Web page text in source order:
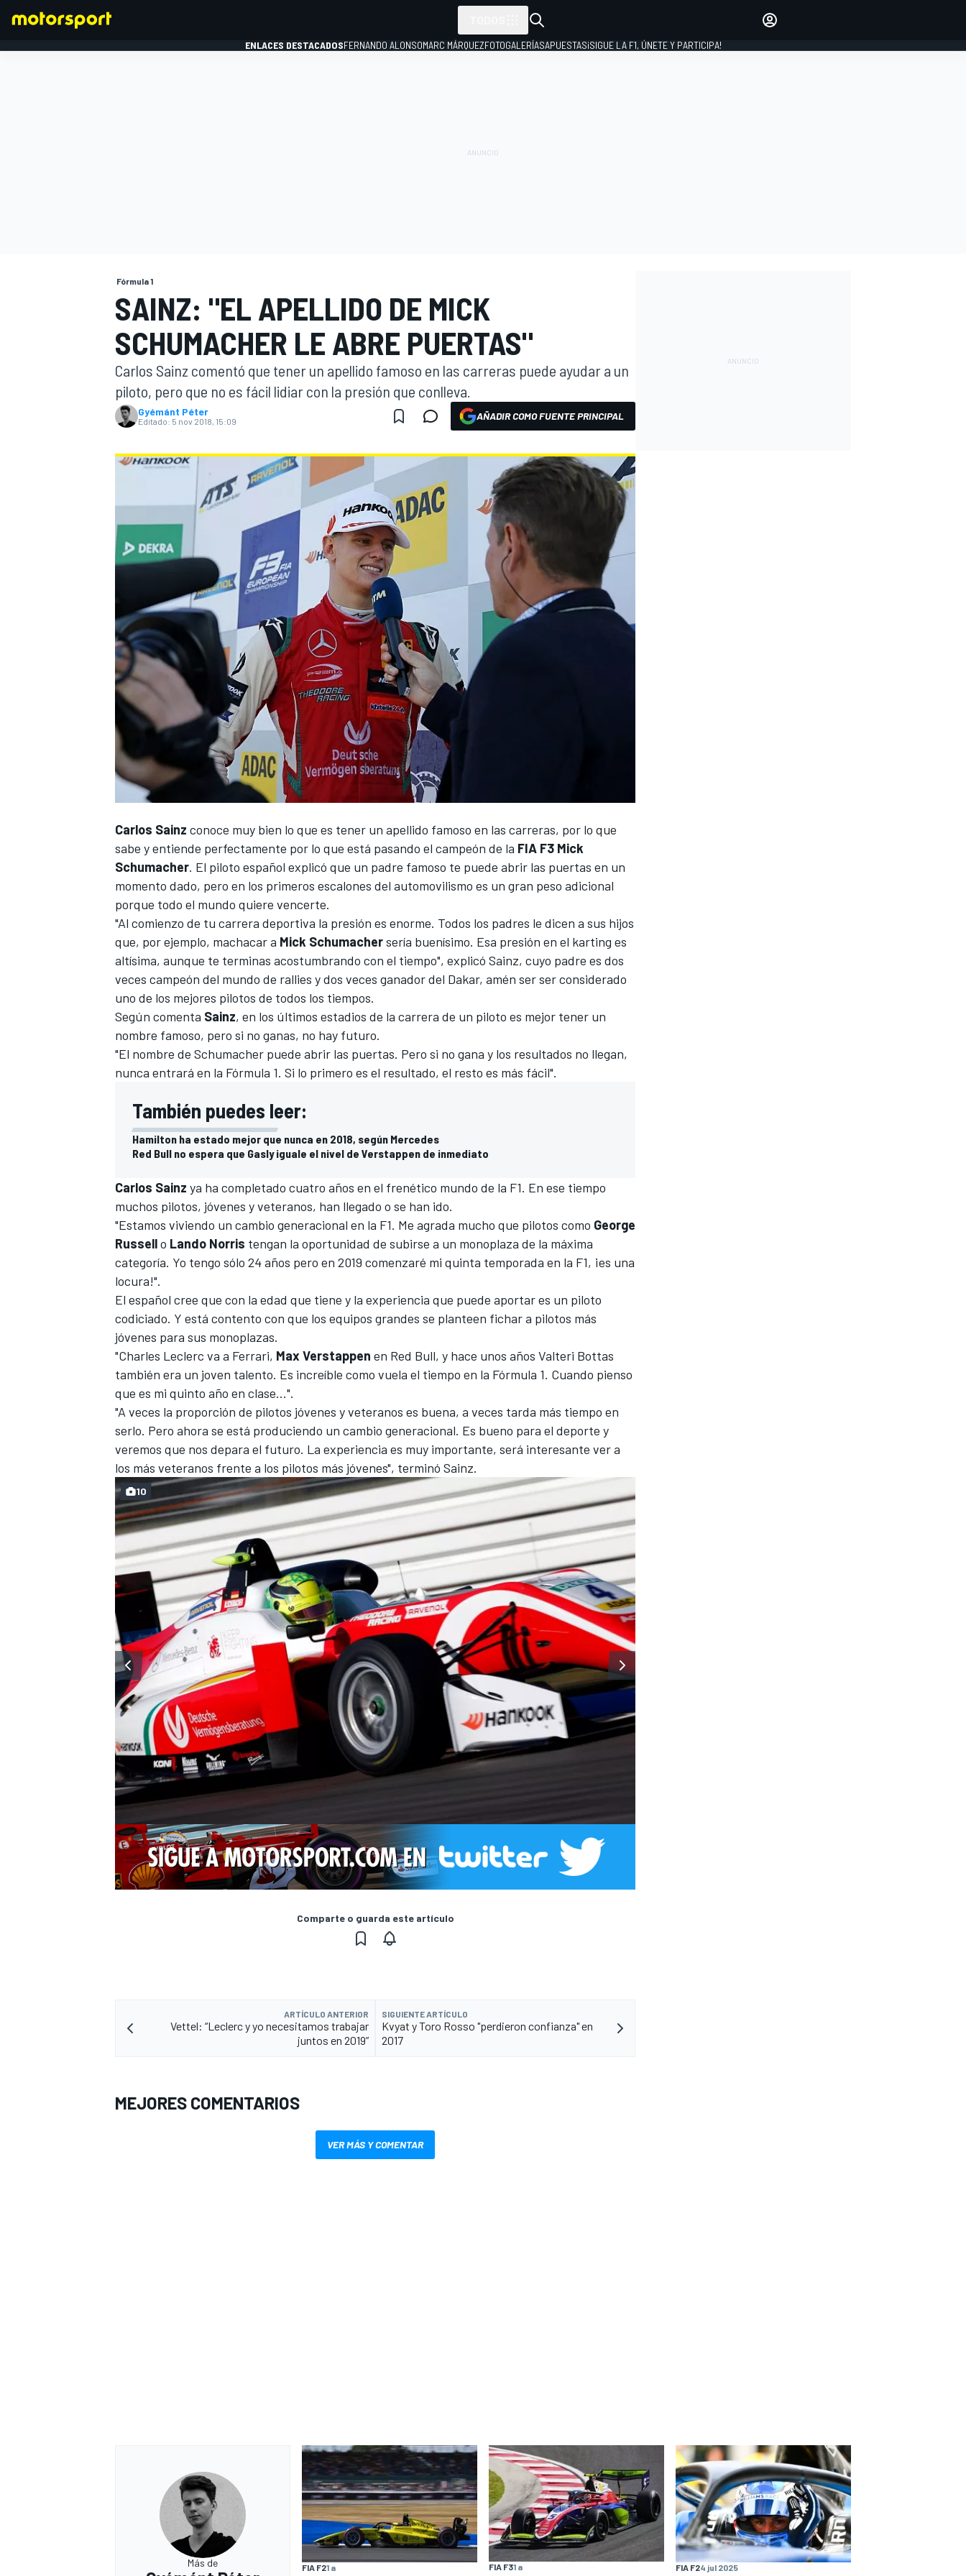
FÓRMULA E
MÁS CATEGORÍAS
ENLACES DESTACADOSFERNANDO ALONSOMARC MÁRQUEZFOTOGALERÍASAPUESTAS¡SIGUE LA F1, ÚNETE Y PARTICIPA!
Fórmula 1
SAINZ: "EL APELLIDO DE MICK
SCHUMACHER LE ABRE PUERTAS"
Carlos Sainz comentó que tener un apellido famoso en las carreras puede ayudar a un
piloto, pero que no es fácil lidiar con la presión que conlleva.
Gyémánt Péter
Editado: 5 nov 2018, 15:09 AÑADIR COMO FUENTE PRINCIPAL
Carlos Sainz conoce muy bien lo que es tener un apellido famoso en las carreras, por lo que
sabe y entiende perfectamente por lo que está pasando el campeón de la FIA F3 Mick
Schumacher. El piloto español explicó que un padre famoso te puede abrir las puertas en un
momento dado, pero en los primeros escalones del automovilismo es un gran peso adicional
porque todo el mundo quiere vencerte.
"Al comienzo de tu carrera deportiva la presión es enorme. Todos los padres le dicen a sus hijos
que, por ejemplo, machacar a Mick Schumachersería buenísimo. Esa presión en el karting es
altísima, aunque te terminas acostumbrando con el tiempo", explicó Sainz, cuyo padre es dos
veces campeón del mundo de rallies y dos veces ganador del Dakar, amén ser ser considerado
uno de los mejores pilotos de todos los tiempos.
Según comenta Sainz, en los últimos estadios de la carrera de un piloto es mejor tener un
nombre famoso, pero si no ganas, no hay futuro.
"El nombre de Schumacher puede abrir las puertas. Pero si no gana y los resultados no llegan,
nunca entrará en la Fórmula 1. Si lo primero es el resultado, el resto es más fácil".
También puedes leer:
Hamilton ha estado mejor que nunca en 2018, según Mercedes
Red Bull no espera que Gasly iguale el nivel de Verstappen de inmediato
Carlos Sainz ya ha completado cuatro años en el frenético mundo de la F1. En ese tiempo
muchos pilotos, jóvenes y veteranos, han llegado o se han ido.
"Estamos viviendo un cambio generacional en la F1. Me agrada mucho que pilotos como George
Russello Lando Norris tengan la oportunidad de subirse a un monoplaza de la máxima
categoría. Yo tengo sólo 24 años pero en 2019 comenzaré mi quinta temporada en la F1, ¡es una
locura!".
El español cree que con la edad que tiene y la experiencia que puede aportar es un piloto
codiciado. Y está contento con que los equipos grandes se planteen fichar a pilotos más
jóvenes para sus monoplazas.
"Charles Leclerc va a Ferrari, Max Verstappen en Red Bull, y hace unos años Valteri Bottas
también era un joven talento. Es increíble como vuela el tiempo en la Fórmula 1. Cuando pienso
que es mi quinto año en clase...".
"A veces la proporción de pilotos jóvenes y veteranos es buena, a veces tarda más tiempo en
serlo. Pero ahora se está produciendo un cambio generacional. Es bueno para el deporte y
veremos que nos depara el futuro. La experiencia es muy importante, será interesante ver a
los más veteranos frente a los pilotos más jóvenes", terminó Sainz.
10
Comparte o guarda este artículo
ARTÍCULO ANTERIOR
Vettel: “Leclerc y yo necesitamos trabajar
juntos en 2019”
SIGUIENTE ARTÍCULO
Kvyat y Toro Rosso "perdieron confianza" en
2017
MEJORES COMENTARIOS
VER MÁS Y COMENTAR
Más de FIA F21 a FIA F31 a FIA F24 jul 2025